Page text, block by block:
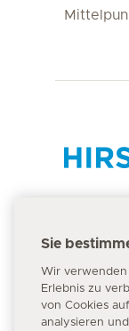
144
Sie
Wir
Erlebnis zu
von Cookies
analysieren